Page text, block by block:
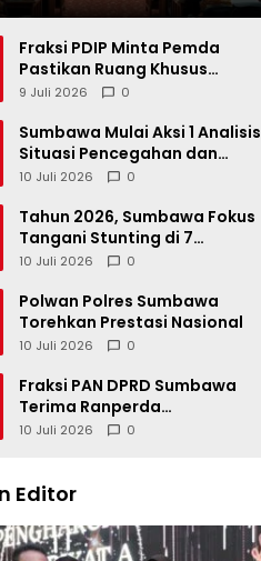
Fraksi PDIP Minta Pemda
Pastikan Ruang Khusus
Produk UMKM Lokal di Ritel
9 Juli 2026 0
Sumbawa Mulai Aksi 1 Analisis
Situasi Pencegahan dan
Percepatan Penurunan
10 Juli 2026 0
Tahun 2026, Sumbawa Fokus
Tangani Stunting di 7
Kacamatan
10 Juli 2026 0
Polwan Polres Sumbawa
Torehkan Prestasi Nasional
10 Juli 2026 0
Fraksi PAN DPRD Sumbawa
Terima Ranperda
Pertanggungjawaban APBD
10 Juli 2026 0
Editor